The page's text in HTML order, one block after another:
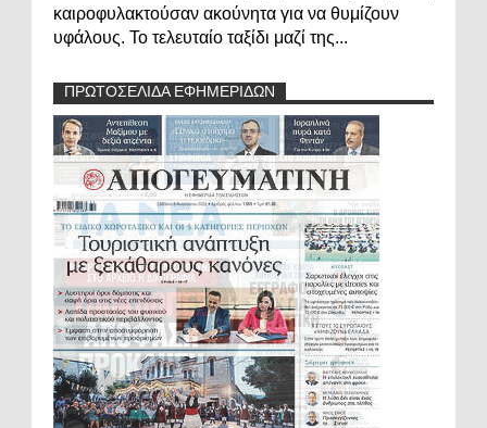
καιροφυλακτούσαν ακούνητα για να θυμίζουν
υφάλους. Το τελευταίο ταξίδι μαζί της...
ΠΡΩΤΟΣΕΛΙΔΑ ΕΦΗΜΕΡΙΔΩΝ